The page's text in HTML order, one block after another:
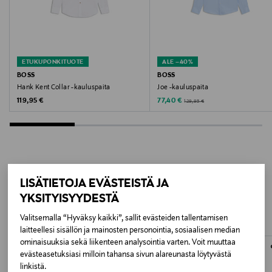
LISÄTIETOJA EVÄSTEISTÄ JA
YKSITYISYYDESTÄ
Valitsemalla “Hyväksy kaikki”, sallit evästeiden tallentamisen
laitteellesi sisällön ja mainosten personointia, sosiaalisen median
ominaisuuksia sekä liikenteen analysointia varten. Voit muuttaa
evästeasetuksiasi milloin tahansa sivun alareunasta löytyvästä
linkistä.
Kiina
Valmistajan tuotenumero
2608 ERFURT_CO
Valmistajan osoite
PL 220, 00101, Helsinki, Finland
Digitaalinen osoite
ETUKUPONKITUOTE
BOSS
Hank Kent Collar -kauluspaita
Original Price
119,95 €
ALE –40%
BOSS
Joe -kauluspaita
Discounted Price
77,40 € Original Price
129,95 €
LISÄÄ KIINNOSTAVIA
TUOTTEITA